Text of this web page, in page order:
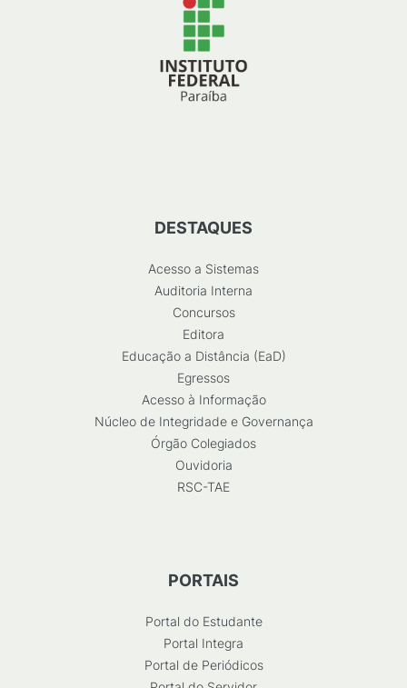
DESTAQUES
Acesso a Sistemas
Auditoria Interna
Concursos
Editora
Educação a Distância (EaD)
Egressos
Acesso à Informação
Núcleo de Integridade e Governança
Órgão Colegiados
Ouvidoria
RSC-TAE
PORTAIS
Portal do Estudante
Portal Integra
Portal de Periódicos